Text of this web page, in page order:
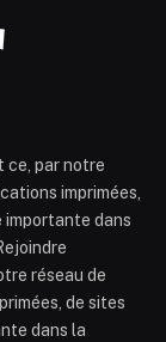
ce, par notre
imprimées,
importante dans
réseau de
de sites
dans la